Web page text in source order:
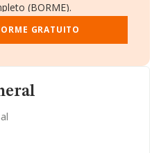
(BORME).
y Empleados.
y Administradores.
complementaria.
GRATUITO